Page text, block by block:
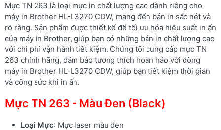
Mực TN 263 là loại mực in chất lượng cao dành riêng cho
máy in Brother HL-L3270 CDW, mang đến bản in sắc nét và
rõ ràng. Sản phẩm được thiết kế để tối ưu hóa hiệu suất in ấn
của máy in Brother, giúp bạn có những bản in chất lượng cao
với chi phí vận hành tiết kiệm. Chúng tôi cung cấp mực TN
263 chính hãng, đảm bảo tương thích hoàn hảo với dòng
máy in Brother HL-L3270 CDW, giúp bạn tiết kiệm thời gian
và công sức khi in ấn.
Mực TN 263 - Màu Đen (Black)
Loại Mực: Mực laser màu đen